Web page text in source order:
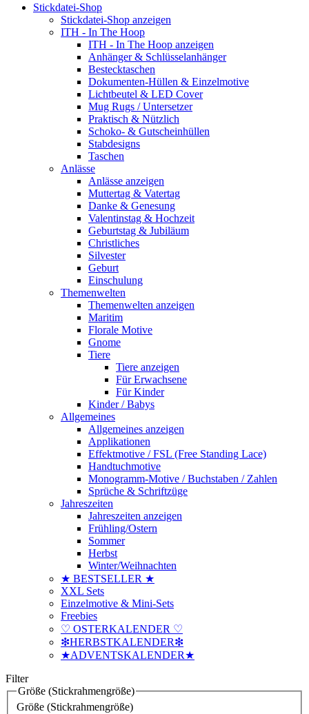
Stickdatei-Shop
Stickdatei-Shop anzeigen
ITH - In The Hoop
ITH - In The Hoop anzeigen
Anhänger & Schlüsselanhänger
Bestecktaschen
Dokumenten-Hüllen & Einzelmotive
Lichtbeutel & LED Cover
Mug Rugs / Untersetzer
Praktisch & Nützlich
Schoko- & Gutscheinhüllen
Stabdesigns
Taschen
Anlässe
Anlässe anzeigen
Muttertag & Vatertag
Danke & Genesung
Valentinstag & Hochzeit
Geburtstag & Jubiläum
Christliches
Silvester
Geburt
Einschulung
Themenwelten
Themenwelten anzeigen
Maritim
Florale Motive
Gnome
Tiere
Tiere anzeigen
Für Erwachsene
Für Kinder
Kinder / Babys
Allgemeines
Allgemeines anzeigen
Applikationen
Effektmotive / FSL (Free Standing Lace)
Handtuchmotive
Monogramm-Motive / Buchstaben / Zahlen
Sprüche & Schriftzüge
Jahreszeiten
Jahreszeiten anzeigen
Frühling/Ostern
Sommer
Herbst
Winter/Weihnachten
★ BESTSELLER ★
XXL Sets
Einzelmotive & Mini-Sets
Freebies
♡ OSTERKALENDER ♡
❇HERBSTKALENDER❇
★ADVENTSKALENDER★
Filter
Größe (Stickrahmengröße)
Größe (Stickrahmengröße)